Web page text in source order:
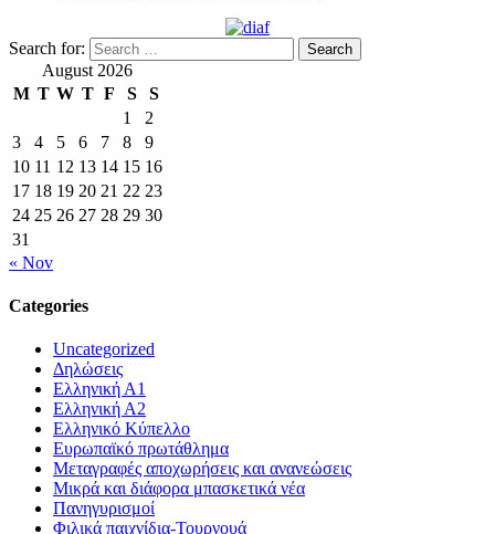
Search for:
August 2026
M T W T F S
S
1
2
3
4 5 6 7 8
9
10 11 12 13 14 15 16
17 18 19 20 21 22 23
24 25 26 27 28 29 30
31
« Nov
Categories
Uncategorized
Δηλώσεις
Ελληνική Α1
Ελληνική Α2
Ελληνικό Κύπελλο
Ευρωπαϊκό πρωτάθλημα
Μεταγραφές αποχωρήσεις και ανανεώσεις
Μικρά και διάφορα μπασκετικά νέα
Πανηγυρισμοί
Φιλικά παιχνίδια-Τουρνουά